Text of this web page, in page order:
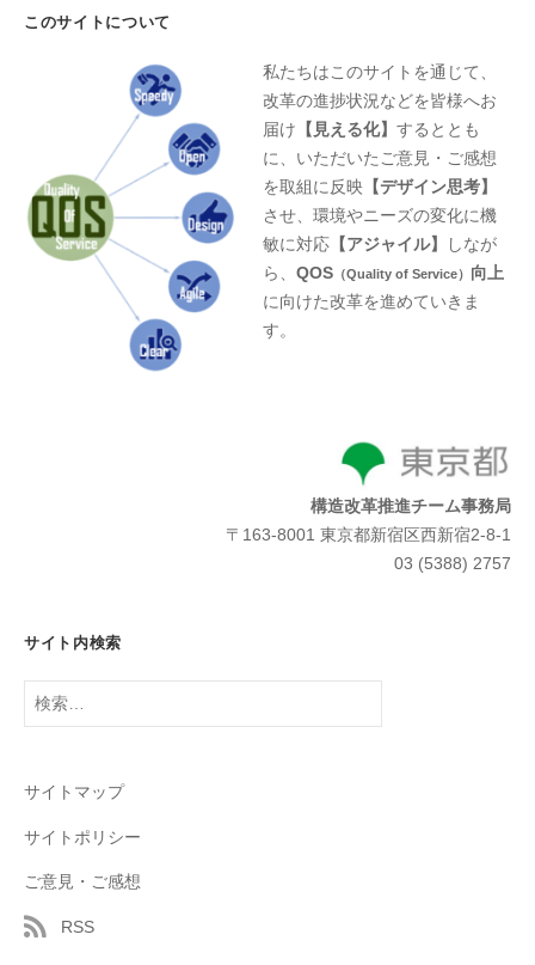
このサイトについて
私たちはこのサイトを通じて、
改革の進捗状況などを皆様へお
届け 【見える化】するととも
に、いただいたご意見・ご感想
を取組に反映 【デザイン思考】
させ、環境やニーズの変化に機
敏に対応 【アジャイル】
しなが
ら、QOS （Quality of Service） 向上
に向けた改革を進めていきま
す。
構造改革推進チーム事務局
〒163-8001 東京都新宿区西新宿2-8-1
03 (5388) 2757
サイト内検索
検
サイトマップ
サイトポリシー
ご意見・ご感想
RSS